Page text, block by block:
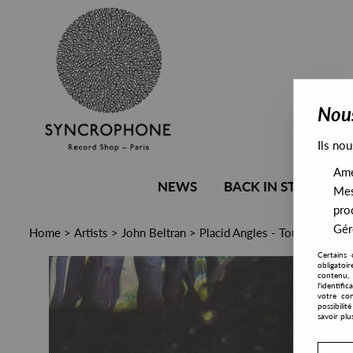
NEWS BACK IN STOCK
Home > Artists > John Beltran > Placid Angles - Touch The
Ils
Certains
contenu,
votre
savoir